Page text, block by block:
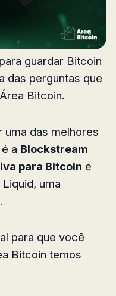
guardar Bitcoin
das perguntas que
Bitcoin.
das melhores
a Blockstream
para Bitcoin e
uma
para que você
Bitcoin temos